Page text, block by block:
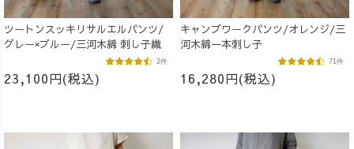
ツートンスッキリサルエルパンツ/
グレー×ブルー/三河木綿 刺し子織
23,100円(税込)
2件
キャンプワークパンツ/オレンジ/三
河木綿一本刺し子
16,280円(税込)
71件